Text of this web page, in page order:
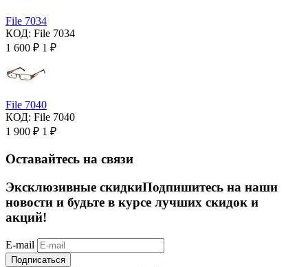
File 7034
КОД: File 7034
1 600 ₽ 1 ₽
File 7040
КОД: File 7040
1 900 ₽ 1 ₽
Оставайтесь на связи
Эксклюзивные скидкиПодпишитесь на наши
новости и будьте в курсе лучших скидок и
акций!
E-mail
Подписаться